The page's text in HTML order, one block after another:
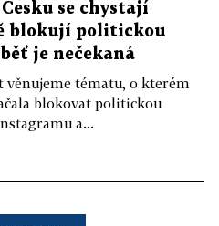
se chystají
blokují politickou
je nečekaná
věnujeme tématu, o kterém
blokovat politickou
a...